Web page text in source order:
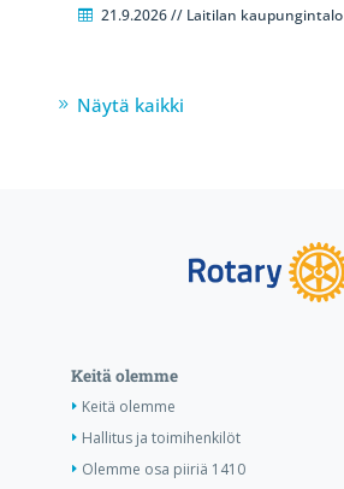
21.9.2026 // Laitilan kaupungintalo
Näytä kaikki
Keitä olemme
Keitä olemme
Hallitus ja toimihenkilöt
Olemme osa piiriä 1410